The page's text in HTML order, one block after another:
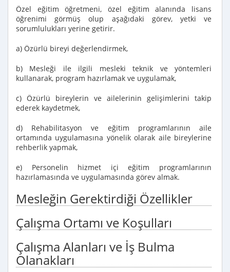
Özel eğitim öğretmeni, özel eğitim alanında lisans
öğrenimi görmüş olup aşağıdaki görev, yetki ve
sorumlulukları yerine getirir.
a) Özürlü bireyi değerlendirmek,
b) Mesleği ile ilgili mesleki teknik ve yöntemleri
kullanarak, program hazırlamak ve uygulamak,
c) Özürlü bireylerin ve ailelerinin gelişimlerini takip
ederek kaydetmek,
d) Rehabilitasyon ve eğitim programlarının aile
ortamında uygulamasına yönelik olarak aile bireylerine
rehberlik yapmak,
e) Personelin hizmet içi eğitim programlarının
hazırlamasında ve uygulamasında görev almak.
Mesleğin Gerektirdiği Özellikler
Çalışma Ortamı ve Koşulları
Çalışma Alanları ve İş Bulma
Olanakları